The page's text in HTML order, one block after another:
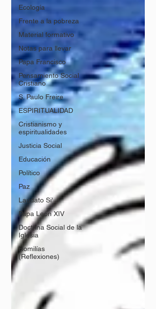
Ecología
Frente a la pobreza
Material formativo
Notas para llevar
Papa Francisco
Pensamiento Social
Cristiano
S. Paulo Freire
ESPIRITUALIDAD
Cristianismo y
espiritualidades
Justicia Social
Educación
Político
Paz
Laudato Si'
Papa León XIV
Doctrina Social de la
Iglesia
Homilías
(Reflexiones)